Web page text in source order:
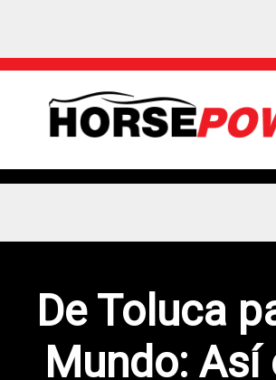
De Toluca
Mundo: Así